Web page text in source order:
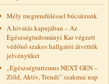
Mély megrendüléssel búcsúzunk
A hivatás kapujában – Az
Egészségtudományi Kar végzett
védőnő szakos hallgatói átvették
jelvényüket
„Egészségturizmus NEXT GEN –
Zöld, Aktív, Trendi” szakmai nap